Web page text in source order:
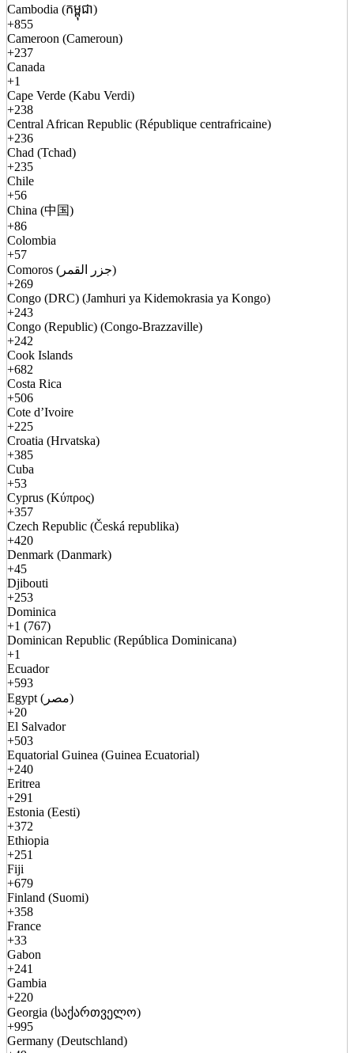
Cambodia (កម្ពុជា)
+855
Cameroon (Cameroun)
+237
Canada
+1
Cape Verde (Kabu Verdi)
+238
Central African Republic (République centrafricaine)
+236
Chad (Tchad)
+235
Chile
+56
China (中国)
+86
Colombia
+57
Comoros (جزر القمر)
+269
Congo (DRC) (Jamhuri ya Kidemokrasia ya Kongo)
+243
Congo (Republic) (Congo-Brazzaville)
+242
Cook Islands
+682
Costa Rica
+506
Cote d’Ivoire
+225
Croatia (Hrvatska)
+385
Cuba
+53
Cyprus (Κύπρος)
+357
Czech Republic (Česká republika)
+420
Denmark (Danmark)
+45
Djibouti
+253
Dominica
+1 (767)
Dominican Republic (República Dominicana)
+1
Ecuador
+593
Egypt (مصر)
+20
El Salvador
+503
Equatorial Guinea (Guinea Ecuatorial)
+240
Eritrea
+291
Estonia (Eesti)
+372
Ethiopia
+251
Fiji
+679
Finland (Suomi)
+358
France
+33
Gabon
+241
Gambia
+220
Georgia (საქართველო)
+995
Germany (Deutschland)